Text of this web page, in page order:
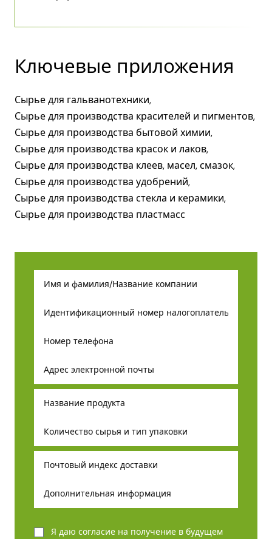
Ключевые приложения
Сырье для гальванотехники,
Сырье для производства красителей и пигментов,
Сырье для производства бытовой химии,
Сырье для производства красок и лаков,
Сырье для производства клеев, масел, смазок,
Сырье для производства удобрений,
Сырье для производства стекла и керамики,
Сырье для производства пластмасс
Я даю согласие на получение в будущем